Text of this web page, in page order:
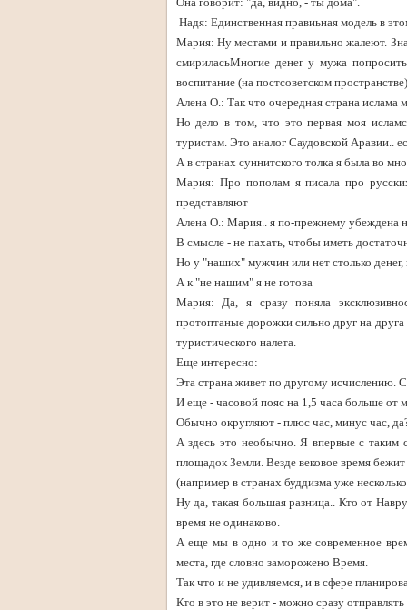
Надя: Единственная правиьная модель в
Мария: Ну местами и правильно жалеют.
смириласьМногие денег у мужа
воспитание (на постсоветском
Алена О.: Так что очередная страна ислама
Но дело в том, что это первая моя
туристам. Это аналог Саудовской Аравии..
А в странах суннитского толка я была во
Мария: Про пополам я писала про
представляют
Алена О.: Мария.. я по-прежнему убеждена
В смысле - не пахать, чтобы иметь
Но у "наших" мужчин или нет столько
А к "не нашим" я не готова
Мария: Да, я сразу поняла
протоптаные дорожки сильно друг на друга
туристического налета.
Еще интересно:
Эта страна живет по другому исчислению.
И еще - часовой пояс на 1,5 часа больше от
Обычно округляют - плюс час, минус час,
А здесь это необычно. Я впервые с таким
площадок Земли. Везде вековое время
(например в странах буддизма уже
Ну да, такая большая разница.. Кто от
время не одинаково.
А еще мы в одно и то же современное
места, где словно заморожено Время.
Так что и не удивляемся, и в сфере
Кто в это не верит - можно сразу